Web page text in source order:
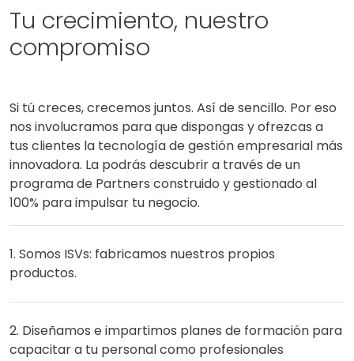
Tu crecimiento, nuestro
compromiso
Si tú creces, crecemos juntos. Así de sencillo. Por eso
nos involucramos para que dispongas y ofrezcas a
tus clientes la tecnología de gestión empresarial más
innovadora. La podrás descubrir a través de un
programa de Partners construido y gestionado al
100% para impulsar tu negocio.
1. Somos ISVs: fabricamos nuestros propios
productos.
2. Diseñamos e impartimos planes de formación para
capacitar a tu personal como profesionales